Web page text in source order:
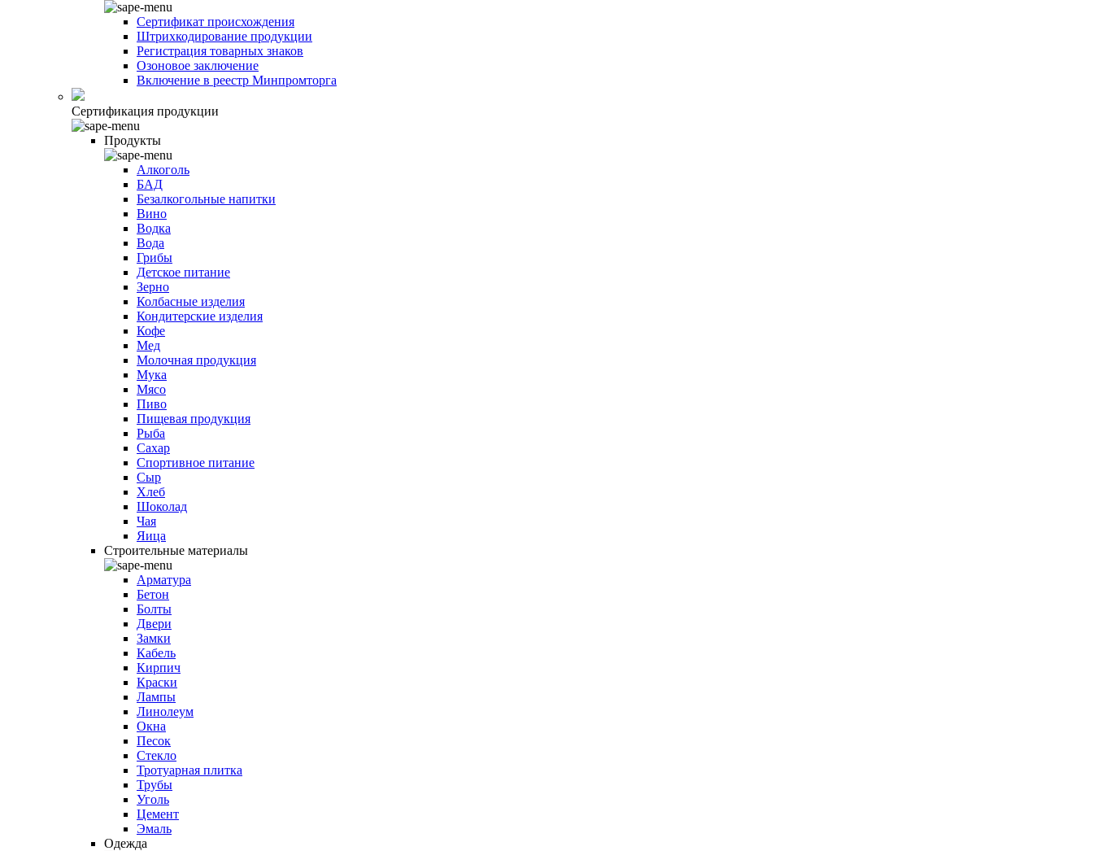
Сертификат происхождения
Штрихкодирование продукции
Регистрация товарных знаков
Озоновое заключение
Включение в реестр Минпромторга
Сертификация продукции
Продукты
Алкоголь
БАД
Безалкогольные напитки
Вино
Водка
Вода
Грибы
Детское питание
Зерно
Колбасные изделия
Кондитерские изделия
Кофе
Мед
Молочная продукция
Мука
Мясо
Пиво
Пищевая продукция
Рыба
Сахар
Спортивное питание
Сыр
Хлеб
Шоколад
Чая
Яица
Строительные материалы
Арматура
Бетон
Болты
Двери
Замки
Кабель
Кирпич
Краски
Лампы
Линолеум
Окна
Песок
Стекло
Тротуарная плитка
Трубы
Уголь
Цемент
Эмаль
Одежда